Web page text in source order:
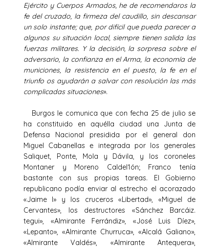
Ejército y Cuerpos Armados, he de recomendaros la
fe del cruzado, la firmeza del caudillo, sin descansar
un solo instante; que, por difícil que pueda parecer a
algunos su situación local, siempre tienen salida las
fuerzas militares. Y la decisión, la sorpresa sobre el
adversario, la confianza en el Arma, la economía de
municiones, la resistencia en el puesto, la fe en el
triunfo os ayudarán a salvar con resolución las más
complicadas situaciones».
Burgos le comunica que con fecha 25 de julio se
ha constituido en aquélla ciudad una Junta de
Defensa Nacional presidida por el general don
Miguel Cabanellas e integrada por los generales
Saliquet, Ponte, Mola y Dávila, y los coroneles
Montaner y Moreno Caldel1ón; Franco tenía
bastante con sus propias tareas. El Gobierno
republicano podía enviar al estrecho el acorazado
«Jaime I» y los cruceros «Libertad», «Miguel de
Cervantes», los destructores «Sánchez Barcáiz.
tegui», «Almirante Ferrándiz», «José Luis Díez»,
«Lepanto», «Almirante Churruca», «Alcalá Galiano»,
«Almirante Valdés», «Almirante Antequera»,